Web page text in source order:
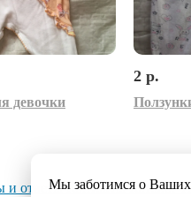
девочки
2 р.
Мы заботимся о Ваших
и ответыКонтактыКаталог